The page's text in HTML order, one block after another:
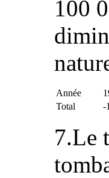
100
Année
Total
-
7.Le